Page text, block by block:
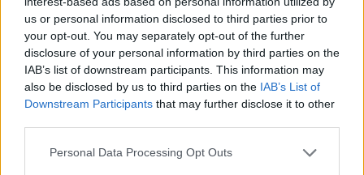
us or personal information disclosed to third parties prior to
your opt-out. You may separately opt-out of the further
disclosure of your personal information by third parties on the
IAB’s list of downstream participants. This information may
also be disclosed by us to third parties on the IAB’s List of
Downstream Participants that may further disclose it to other
Please note that this website/app uses one or more Google
Personal Data Processing Opt Outs
lettori a riconoscere lo sconto reale dal
marketing; collabora da anni con guide all
acquisto.